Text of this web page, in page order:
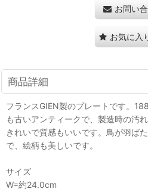
お問い
お気に入
商品詳細
フランスGIEN製のプレートです。
も古いアンティークで、製造時の汚
きれいで質感もいいです。鳥が羽ば
で、絵柄も美しいです。
サイズ
W=約24.0cm